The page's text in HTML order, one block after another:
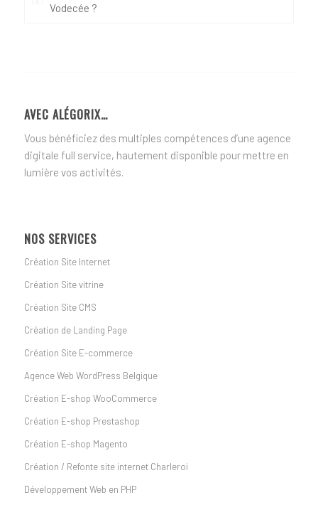
Vodecée ?
AVEC ALÉGORIX…
Vous bénéficiez des multiples compétences d’une agence
digitale full service, hautement disponible pour mettre en
lumière vos activités.
NOS SERVICES
Création Site Internet
Création Site vitrine
Création Site CMS
Création de Landing Page
Création Site E-commerce
Agence Web WordPress Belgique
Création E-shop WooCommerce
Création E-shop Prestashop
Création E-shop Magento
Création / Refonte site internet Charleroi
Développement Web en PHP